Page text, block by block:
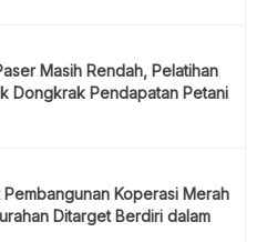
Masih Rendah, Pelatihan
Dongkrak Pendapatan Petani
Koperasi Merah
Ditarget Berdiri dalam